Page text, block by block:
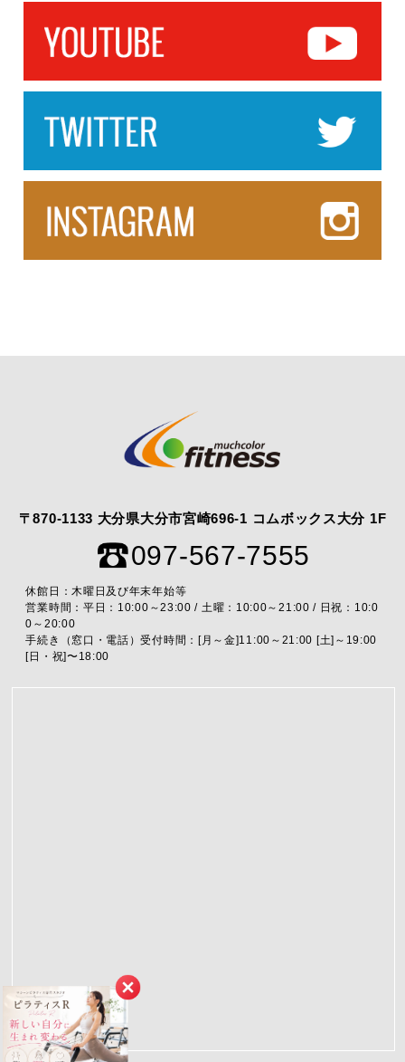
〒870-1133 大分県大分市宮崎696-1 コムボックス大分 1F
097-567-7555
休館日：木曜日及び年末年始等
営業時間：平日：10:00～23:00 / 土曜：10:00～21:00 / 日祝：10:0
0～20:00
手続き（窓口・電話）受付時間：[月～金]11:00～21:00 [土]～19:00
[日・祝]〜18:00